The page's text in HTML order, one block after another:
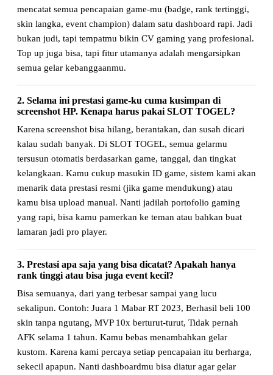
mencatat semua pencapaian game-mu (badge, rank tertinggi,
skin langka, event champion) dalam satu dashboard rapi. Jadi
bukan judi, tapi tempatmu bikin CV gaming yang profesional.
Top up juga bisa, tapi fitur utamanya adalah mengarsipkan
semua gelar kebanggaanmu.
2. Selama ini prestasi game-ku cuma kusimpan di
screenshot HP. Kenapa harus pakai SLOT TOGEL?
Karena screenshot bisa hilang, berantakan, dan susah dicari
kalau sudah banyak. Di SLOT TOGEL, semua gelarmu
tersusun otomatis berdasarkan game, tanggal, dan tingkat
kelangkaan. Kamu cukup masukin ID game, sistem kami akan
menarik data prestasi resmi (jika game mendukung) atau
kamu bisa upload manual. Nanti jadilah portofolio gaming
yang rapi, bisa kamu pamerkan ke teman atau bahkan buat
lamaran jadi pro player.
3. Prestasi apa saja yang bisa dicatat? Apakah hanya
rank tinggi atau bisa juga event kecil?
Bisa semuanya, dari yang terbesar sampai yang lucu
sekalipun. Contoh: Juara 1 Mabar RT 2023, Berhasil beli 100
skin tanpa ngutang, MVP 10x berturut-turut, Tidak pernah
AFK selama 1 tahun. Kamu bebas menambahkan gelar
kustom. Karena kami percaya setiap pencapaian itu berharga,
sekecil apapun. Nanti dashboardmu bisa diatur agar gelar